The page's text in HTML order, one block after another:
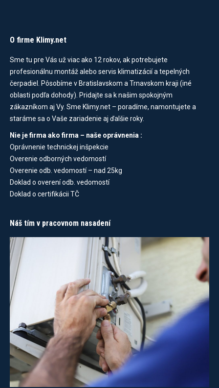
na
stránke
produktu.
O firme Klimy.net
Sme tu pre Vás už viac ako 12 rokov, ak potrebujete
profesionálnu montáž alebo servis klimatizácií a tepelných
čerpadiel. Pôsobíme v Bratislavskom a Trnavskom kraji (iné
oblasti podľa dohody). Pridajte sa k našim spokojným
zákazníkom aj Vy. Sme Klimy.net – poradíme, namontujete a
staráme sa o Vaše zariadenie aj ďalšie roky.
Nie je firma ako firma – naše oprávnenia :
Oprávnenie technickej inšpekcie
Overenie odborných vedomostí
Overenie odb. vedomostí – nad 25kg
Doklad o overení odb. vedomostí
Doklad o certifikácii TČ
Náš tím v pracovnom nasadení